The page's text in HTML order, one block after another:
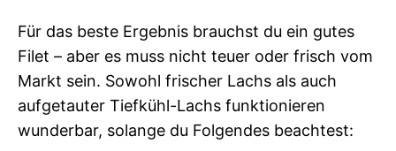
Für das beste Ergebnis brauchst du ein gutes
Filet – aber es muss nicht teuer oder frisch vom
Markt sein. Sowohl frischer Lachs als auch
aufgetauter Tiefkühl-Lachs funktionieren
wunderbar, solange du Folgendes beachtest: